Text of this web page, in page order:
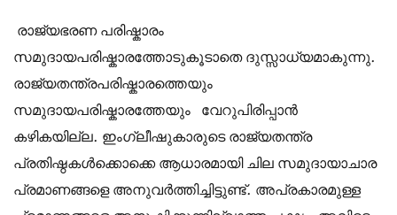
രാജ്യഭരണ പരിഷ്കാരം
സമുദായപരിഷ്കാരത്തോടുകൂടാതെ ദുസ്സാധ്യമാകുന്നു.
രാജ്യതന്ത്രപരിഷ്കാരത്തെയും
സമുദായപരിഷ്കാരത്തേയും വേറുപിരിപ്പാന്‍
കഴികയില്ല. ഇംഗ്ലീഷുകാരുടെ രാജ്യതന്ത്ര
പ്രതിഷ്ഠകള്‍ക്കൊക്കെ ആധാരമായി ചില സമുദായാചാര
പ്രമാണങ്ങളെ അനുവര്‍ത്തിച്ചിട്ടുണ്ട്. അപ്രകാരമുള്ള